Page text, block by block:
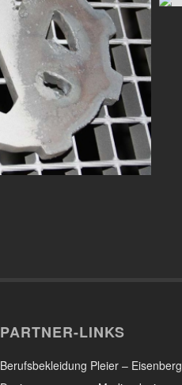
PARTNER-LINKS
Berufsbekleidung Pleier – Eisenberg